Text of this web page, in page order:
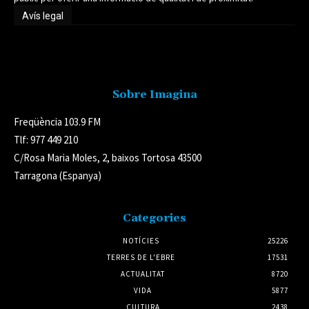
Avís legal
Sobre Imagina
Freqüència 103.9 FM
Tlf: 977 449 210
C/Rosa Maria Moles, 2, baixos Tortosa 43500
Tarragona (Espanya)
Categories
NOTÍCIES
25226
TERRES DE L'EBRE
17531
ACTUALITAT
8720
VIDA
5877